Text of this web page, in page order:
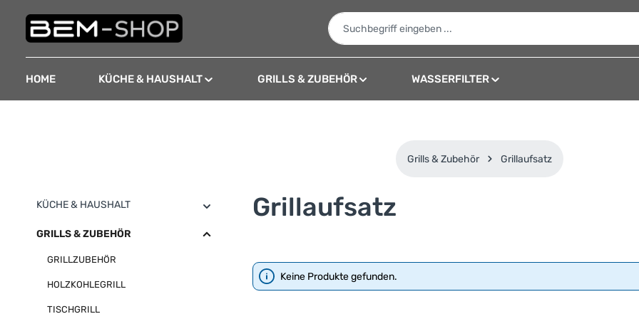
Hauptinhalt springen
Zur Suche springen
Zur Hauptnavigation springen
HOME KÜCHE & HAUSHALT GRILLS & ZUBEHÖR WASSERFILTER
Grills & Zubehör Grillaufsatz
KÜCHE & HAUSHALT
GRILLS & ZUBEHÖR
GRILLZUBEHÖR
HOLZKOHLEGRILL
TISCHGRILL
Grillaufsatz
Keine Produkte gefunden.